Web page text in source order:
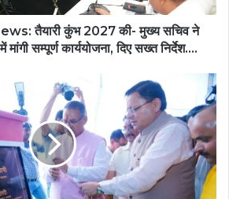
तैयारी कुंभ 2027 की- मुख्य सचिव ने
मांगी सम्पूर्ण कार्ययोजना, दिए सख्त निर्देश….